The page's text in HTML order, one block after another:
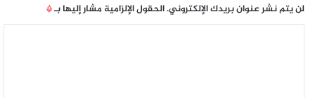
لن يتم نشر عنوان بريدك الإلكتروني.الحقول الإلزامية مشار إليها بـ*